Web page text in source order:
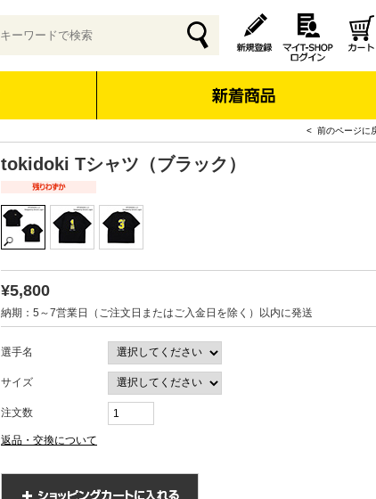
< 前のページに
tokidoki Tシャツ（ブラック）
¥5,800
納期：5～7営業日（ご注文日またはご入金日を除く）以内に発送
選手名
サイズ
注文数
返品・交換について